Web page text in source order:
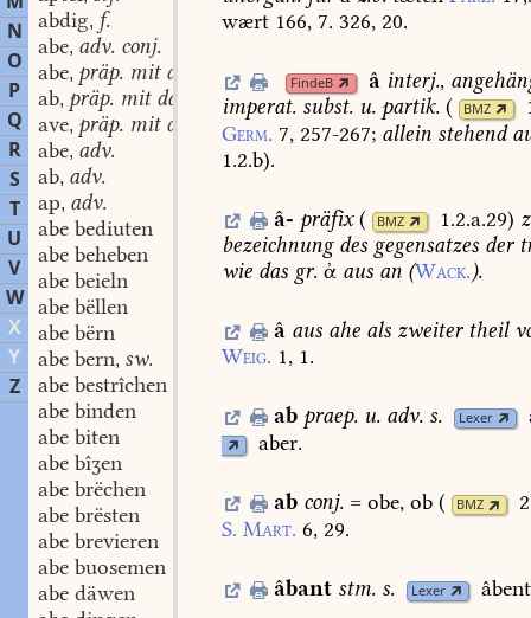
N
O
P
Q
R
S
T
U
V
W
X
Y
Z
abdig, f.
abe, adv. conj.
abe, präp. mit dat.
ab, präp. mit dat.
ave, präp. mit dat.
abe, adv.
ab, adv.
ap, adv.
abe bediuten
abe beheben
abe beieln
abe bëllen
abe bërn
abe bern, sw.
abe bestrîchen
abe binden
abe biten
abe bîʒen
abe brëchen
abe brësten
abe brevieren
abe buosemen
abe däwen
wært 166, 7. 326, 20.
FindeB â interj.,
imperat. subst. u. partik. ( BMZ
Germ. 7, 257-267; allein stehend
1.2.b).
â- präfix ( BMZ 1.2.a.29)
bezeichnungdes gegensatzes der
wie das gr. ἀ aus an (Wack.).
â ausahe alszweitertheil
Weig. 1, 1.
ab praep. u. adv. s. Lexer
aber.
ab conj.=obe,ob ( BMZ
S. Mart. 6, 29.
âbant stm. s. Lexer